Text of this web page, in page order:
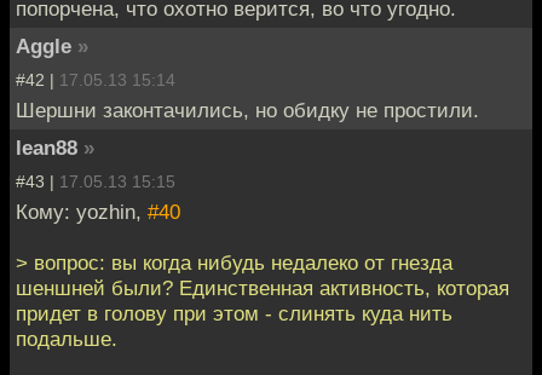
попорчена, что охотно верится, во что угодно.
Aggle »
#42 | 17.05.13 15:14
Шершни законтачились, но обидку не простили.
lean88 »
#43 | 17.05.13 15:15
Кому: yozhin, #40
> вопрос: вы когда нибудь недалеко от гнезда
шеншней были? Единственная активность, которая
придет в голову при этом - слинять куда нить
подальше.